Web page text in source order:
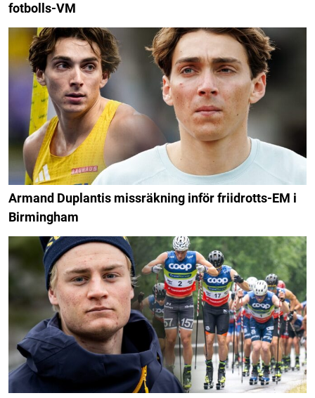
fotbolls-VM
Armand Duplantis missräkning inför friidrotts-EM i
Birmingham